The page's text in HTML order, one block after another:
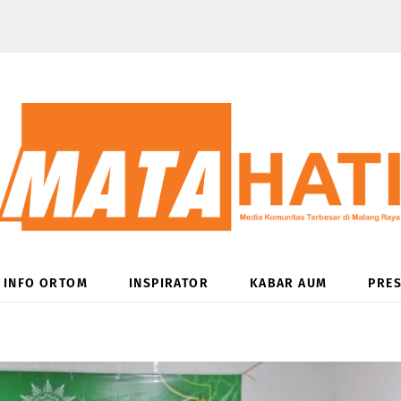
INFO ORTOM INSPIRATOR KABAR AUM